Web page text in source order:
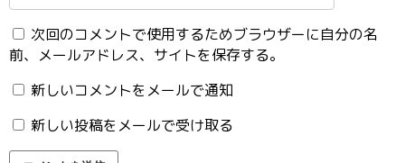
次回のコメントで使用するためブラウザーに自分の名
前、メールアドレス、サイトを保存する。
新しいコメントをメールで通知
新しい投稿をメールで受け取る